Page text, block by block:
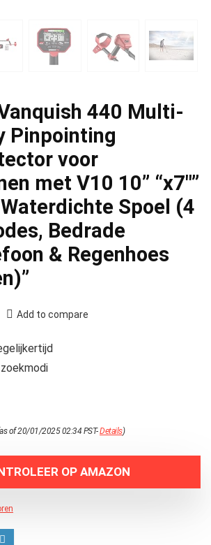
440 Multi-
Pinpointing
voor
met V10 10” “x7″”
Spoel (4
Bedrade
& Regenhoes
Add to compare
of 20/01/2025 02:34 PST-Details)
OP AMAZON